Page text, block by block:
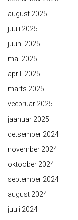
august 2025
juuli 2025
juuni 2025
mai 2025
aprill 2025
märts 2025
veebruar 2025
jaanuar 2025
detsember 2024
november 2024
oktoober 2024
september 2024
august 2024
juuli 2024